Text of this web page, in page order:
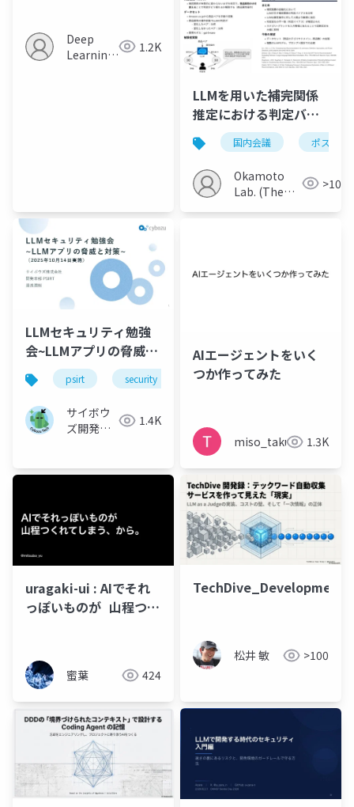
Deep
Learning
1.2K
LLMを用いた補完関係
推定における判定バイ
アスに関する基礎的調
査
国内会議 ポスター
Okamoto
Lab. (The
>100
LLMセキュリティ勉強
会~LLMアプリの脅威と
対策~ psirt security llm 生成ai
サイボウ
ズ開発本
1.4K
AIエージェントをいく
つか作ってみた
miso_taku 1.3K
uragaki-ui : AIでそれ
っぽいものが 山程つく
蜜葉 424
松井 敏 >100